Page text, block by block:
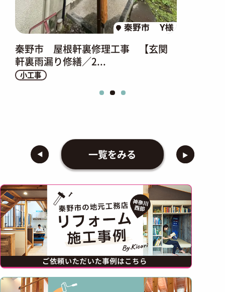
秦野市 Y様
秦野市 屋根軒裏修理工事 【玄関
軒裏雨漏り修繕／2...
小工事
一覧をみる